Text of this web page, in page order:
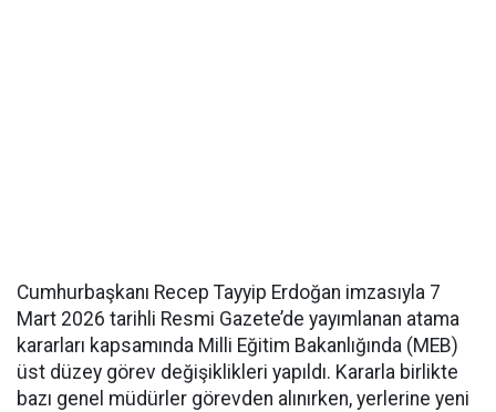
Cumhurbaşkanı Recep Tayyip Erdoğan imzasıyla 7
Mart 2026 tarihli Resmi Gazete’de yayımlanan atama
kararları kapsamında Milli Eğitim Bakanlığında (MEB)
üst düzey görev değişiklikleri yapıldı. Kararla birlikte
bazı genel müdürler görevden alınırken, yerlerine yeni